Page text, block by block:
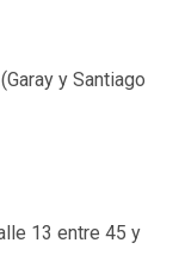
y Santiago
13 entre 45 y